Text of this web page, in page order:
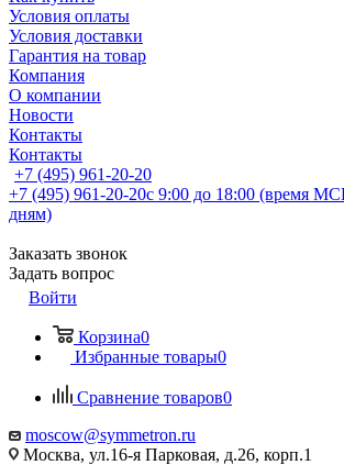
Условия оплаты
Условия доставки
Гарантия на товар
Компания
О компании
Новости
Контакты
Контакты
+7 (495) 961-20-20
+7 (495) 961-20-20с 9:00 до 18:00 (время
дням)
Заказать звонок
Задать вопрос
Войти
Корзина0
Избранные товары0
Сравнение товаров0
moscow@symmetron.ru
Москва, ул.16-я Парковая, д.26, корп.1